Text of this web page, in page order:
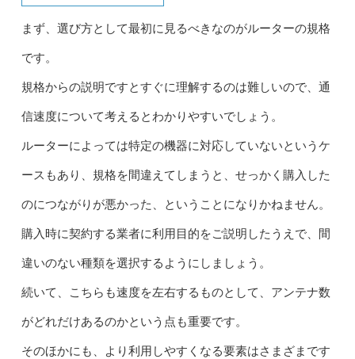
まず、選び方として最初に見るべきなのがルーターの規格
です。
規格からの説明ですとすぐに理解するのは難しいので、通
信速度について考えるとわかりやすいでしょう。
ルーターによっては特定の機器に対応していないというケ
ースもあり、規格を間違えてしまうと、せっかく購入した
のにつながりが悪かった、ということになりかねません。
購入時に契約する業者に利用目的をご説明したうえで、間
違いのない種類を選択するようにしましょう。
続いて、こちらも速度を左右するものとして、アンテナ数
がどれだけあるのかという点も重要です。
そのほかにも、より利用しやすくなる要素はさまざまです